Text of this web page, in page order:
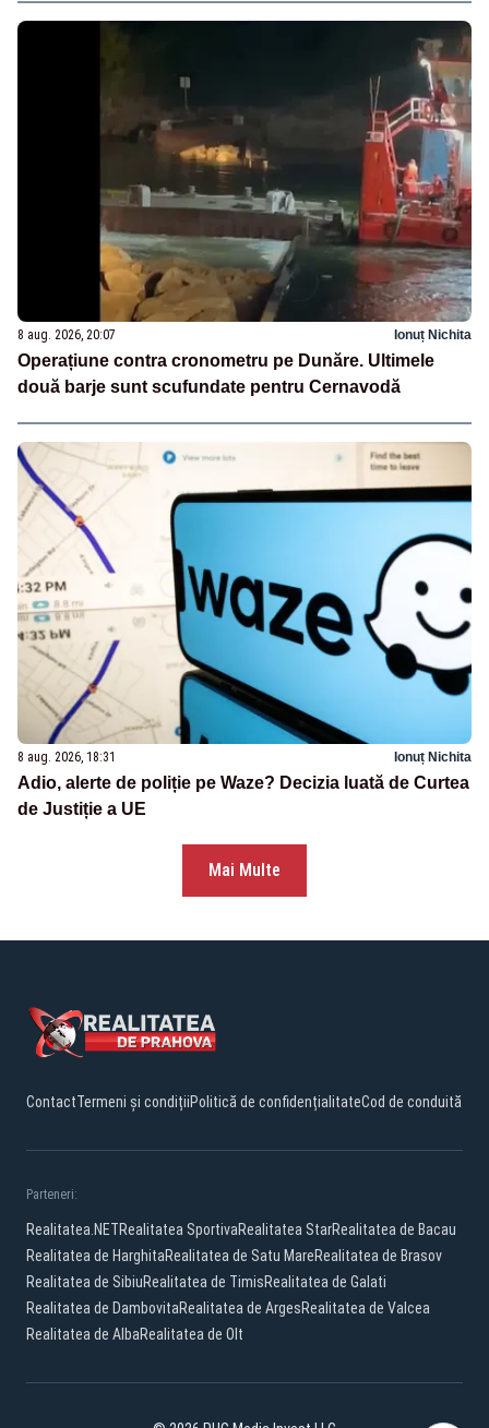
8 aug. 2026, 20:07 Ionuț Nichita
Operațiune contra cronometru pe Dunăre. Ultimele
două barje sunt scufundate pentru Cernavodă
8 aug. 2026, 18:31 Ionuț Nichita
Adio, alerte de poliție pe Waze? Decizia luată de Curtea
de Justiție a UE
Mai Multe
ContactTermeni și condițiiPolitică de confidențialitateCod de conduită
Parteneri:
Realitatea.NETRealitatea SportivaRealitatea StarRealitatea de Bacau
Realitatea de HarghitaRealitatea de Satu MareRealitatea de Brasov
Realitatea de SibiuRealitatea de TimisRealitatea de Galati
Realitatea de DambovitaRealitatea de ArgesRealitatea de Valcea
Realitatea de AlbaRealitatea de Olt